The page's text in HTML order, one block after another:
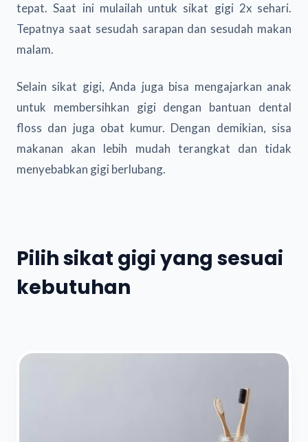
tepat. Saat ini mulailah untuk sikat gigi 2x sehari.
Tepatnya saat sesudah sarapan dan sesudah makan
malam.
Selain sikat gigi, Anda juga bisa mengajarkan anak
untuk membersihkan gigi dengan bantuan dental
floss dan juga obat kumur. Dengan demikian, sisa
makanan akan lebih mudah terangkat dan tidak
menyebabkan gigi berlubang.
Pilih sikat gigi yang sesuai
kebutuhan